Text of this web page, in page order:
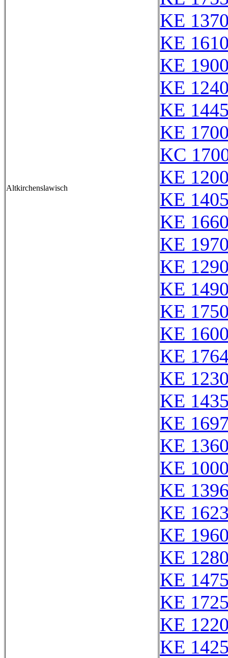
Altkirchenslawisch
KE
KE
KE
KE
KE
KE
KC
KE
KE
KE
KE
KE
KE
KE
KE
KE
KE
KE
KE
KE
KE
KE
KE
KE
KE
KE
KE
KE
KE